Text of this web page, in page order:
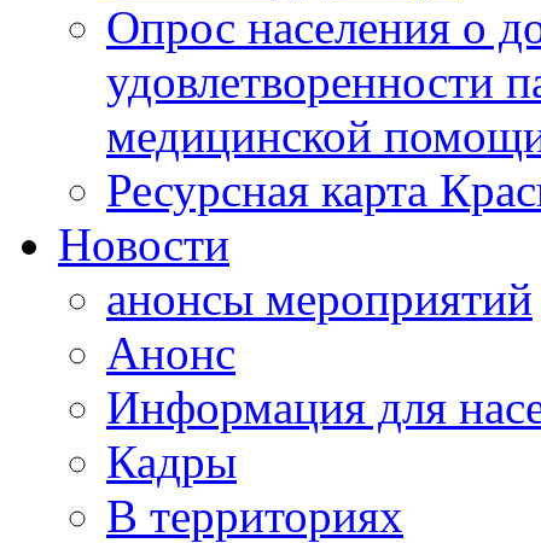
Опрос населения о
удовлетворенности
медицинской
Ресурсная карта
Новости
анонсы мероприятий
Анонс
Информация для
Кадры
В территориях